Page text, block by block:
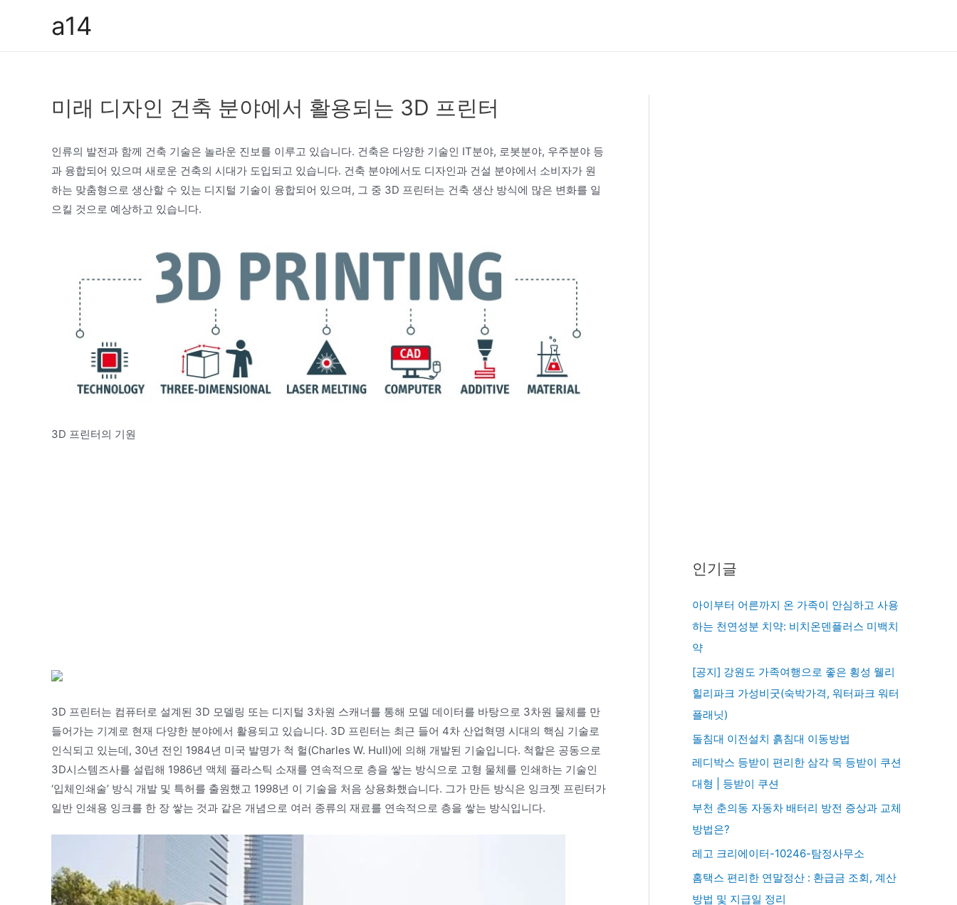
a14
미래 디자인 건축 분야에서 활용되는 3D 프린터
인류의 발전과 함께 건축 기술은 놀라운 진보를 이루고 있습니다. 건축은 다양한 기술인 IT분야, 로봇분야, 우주분야 등
과 융합되어 있으며 새로운 건축의 시대가 도입되고 있습니다. 건축 분야에서도 디자인과 건설 분야에서 소비자가 원
하는 맞춤형으로 생산할 수 있는 디지털 기술이 융합되어 있으며, 그 중 3D 프린터는 건축 생산 방식에 많은 변화를 일
으킬 것으로 예상하고 있습니다.
3D 프린터의 기원
3D 프린터는 컴퓨터로 설계된 3D 모델링 또는 디지털 3차원 스캐너를 통해 모델 데이터를 바탕으로 3차원 물체를 만
들어가는 기계로 현재 다양한 분야에서 활용되고 있습니다. 3D 프린터는 최근 들어 4차 산업혁명 시대의 핵심 기술로
인식되고 있는데, 30년 전인 1984년 미국 발명가 척 헐(Charles W. Hull)에 의해 개발된 기술입니다. 척할은 공동으로
3D시스템즈사를 설립해 1986년 액체 플라스틱 소재를 연속적으로 층을 쌓는 방식으로 고형 물체를 인쇄하는 기술인
‘입체인쇄술’ 방식 개발 및 특허를 출원했고 1998년 이 기술을 처음 상용화했습니다. 그가 만든 방식은 잉크젯 프린터가
일반 인쇄용 잉크를 한 장 쌓는 것과 같은 개념으로 여러 종류의 재료를 연속적으로 층을 쌓는 방식입니다.
인기글
아이부터 어른까지 온 가족이 안심하고 사용
하는 천연성분 치약: 비치온덴플러스 미백치
약
[공지] 강원도 가족여행으로 좋은 횡성 웰리
힐리파크 가성비굿(숙박가격, 워터파크 워터
플래닛)
돌침대 이전설치 흙침대 이동방법
레디박스 등받이 편리한 삼각 목 등받이 쿠션
대형 | 등받이 쿠션
부천 춘의동 자동차 배터리 방전 증상과 교체
방법은?
레고 크리에이터-10246-탐정사무소
홈택스 편리한 연말정산 : 환급금 조회, 계산
방법 및 지급일 정리